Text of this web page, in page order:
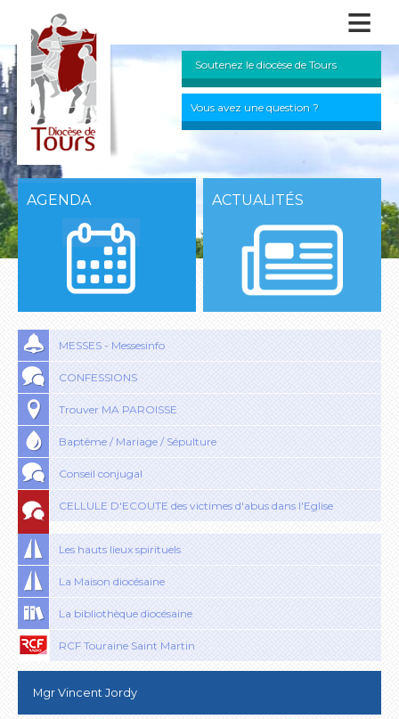
≡
Soutenez le diocèse de Tours
Vous avez une question ?
AGENDA ACTUALITÉS
MESSES - Messesinfo
CONFESSIONS
Trouver MA PAROISSE
Baptême / Mariage / Sépulture
Conseil conjugal
CELLULE D'ECOUTE des victimes d'abus dans l'Eglise
Les hauts lieux spirituels
La Maison diocésaine
La bibliothèque diocésaine
RCF Touraine Saint Martin
Mgr Vincent Jordy